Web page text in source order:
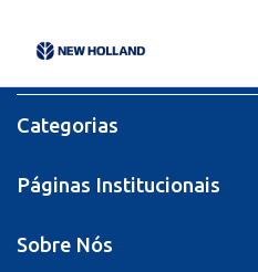
Categorias
Páginas Institucionais
Sobre Nós